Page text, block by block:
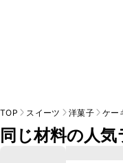
TOP スイーツ 洋菓子 ケー
同じ材料の人